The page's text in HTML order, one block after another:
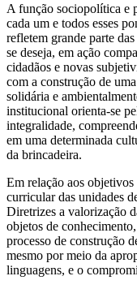
A função sociopolítica e
cada um e todos esses
refletem grande parte
se deseja, em ação
cidadãos e novas
com a construção de
solidária e
institucional orienta-se
integralidade,
em uma determinada
da brincadeira.
Em relação aos
curricular das unidades
Diretrizes a valorização
objetos de
processo de construção
mesmo por meio da
linguagens, e o